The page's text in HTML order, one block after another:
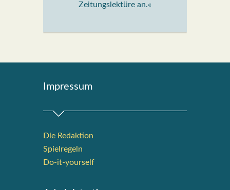
Zeitungslektüre an.«
Impres­sum
Die Redak­ti­on
Spiel­re­geln
Do-it-your­s­elf